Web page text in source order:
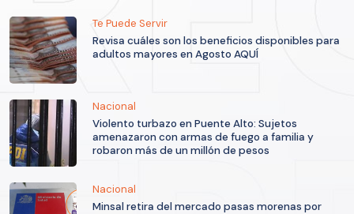
Te Puede Servir
Revisa cuáles son los beneficios disponibles para
adultos mayores en Agosto AQUÍ
Nacional
Violento turbazo en Puente Alto: Sujetos
amenazaron con armas de fuego a familia y
robaron más de un millón de pesos
Nacional
Minsal retira del mercado pasas morenas por